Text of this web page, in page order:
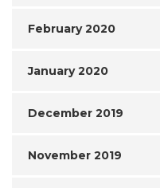
February 2020
January 2020
December 2019
November 2019